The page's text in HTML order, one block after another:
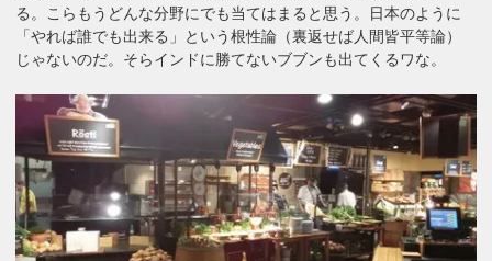
る。こらもうどんな分野にでも当てはまると思う。日本のように
「やれば誰でも出来る」という根性論（裏返せば人間皆平等論）
じゃないのだ。そらインドに勝てないブブンも出てくるワな。